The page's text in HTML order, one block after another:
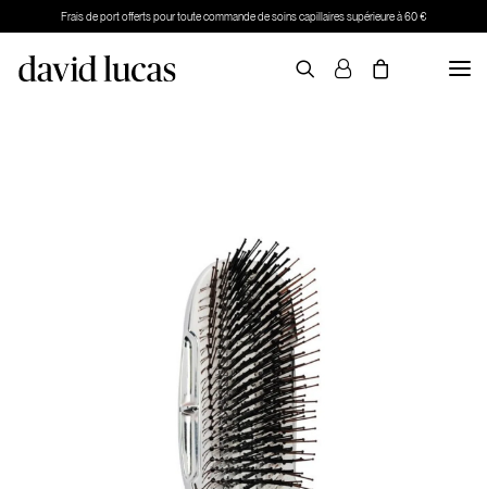
Frais de port offerts pour toute commande de soins capillaires supérieure à 60 €
PRENDRE RDV